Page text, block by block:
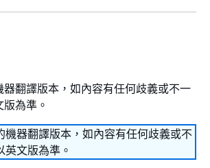
翻譯版本，如內容有任何歧義或不一
為準。
機器翻譯版本，如內容有任何歧義或不
文版為準。